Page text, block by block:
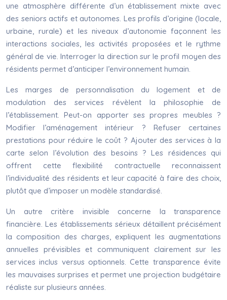
une atmosphère différente d’un établissement mixte avec
des seniors actifs et autonomes. Les profils d’origine (locale,
urbaine, rurale) et les niveaux d’autonomie façonnent les
interactions sociales, les activités proposées et le rythme
général de vie. Interroger la direction sur le profil moyen des
résidents permet d’anticiper l’environnement humain.
Les marges de personnalisation du logement et de
modulation des services révèlent la philosophie de
l’établissement. Peut-on apporter ses propres meubles ?
Modifier l’aménagement intérieur ? Refuser certaines
prestations pour réduire le coût ? Ajouter des services à la
carte selon l’évolution des besoins ? Les résidences qui
offrent cette flexibilité contractuelle reconnaissent
l’individualité des résidents et leur capacité à faire des choix,
plutôt que d’imposer un modèle standardisé.
Un autre critère invisible concerne la transparence
financière. Les établissements sérieux détaillent précisément
la composition des charges, expliquent les augmentations
annuelles prévisibles et communiquent clairement sur les
services inclus versus optionnels. Cette transparence évite
les mauvaises surprises et permet une projection budgétaire
réaliste sur plusieurs années.